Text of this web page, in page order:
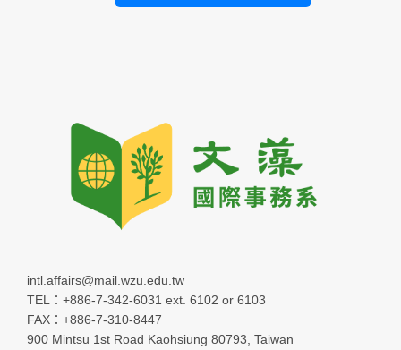
intl.affairs@mail.wzu.edu.tw
TEL：+886-7-342-6031 ext. 6102 or 6103
FAX：+886-7-310-8447
900 Mintsu 1st Road Kaohsiung 80793, Taiwan